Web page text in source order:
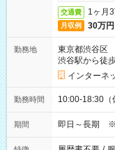
交通費 1ヶ月
月収例 30万円
勤務地
東京都渋谷区
渋谷駅から徒
インターネ
勤務時間 10:00-18:30（
期間 即日～長期 ※